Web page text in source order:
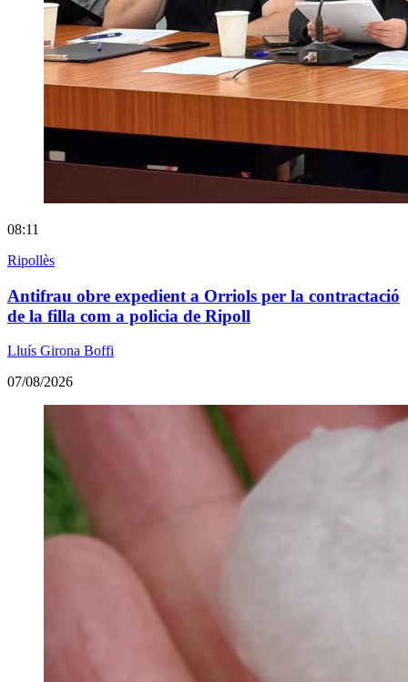
08:11
Ripollès
Antifrau obre expedient a Orriols per la contractació
de la filla com a policia de Ripoll
Lluís Girona Boffi
07/08/2026